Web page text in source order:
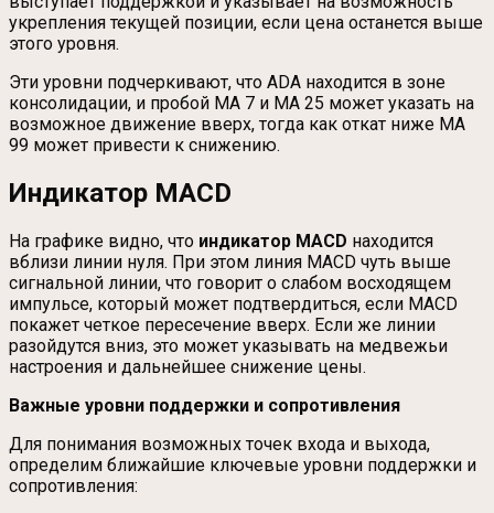
укрепления текущей позиции, если цена останется выше
этого уровня.
Эти уровни подчеркивают, что ADA находится в зоне
консолидации, и пробой MA 7 и MA 25 может указать на
возможное движение вверх, тогда как откат ниже MA
99 может привести к снижению.
Индикатор MACD
На графике видно, что индикатор MACD находится
вблизи линии нуля. При этом линия MACD чуть выше
сигнальной линии, что говорит о слабом восходящем
импульсе, который может подтвердиться, если MACD
покажет четкое пересечение вверх. Если же линии
разойдутся вниз, это может указывать на медвежьи
настроения и дальнейшее снижение цены.
Важные уровни поддержки и сопротивления
Для понимания возможных точек входа и выхода,
определим ближайшие ключевые уровни поддержки и
сопротивления: